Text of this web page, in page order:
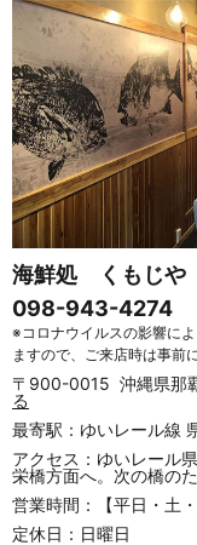
海鮮処 くもじや
098-943-4274
※コロナウイルスの影響に
ますので、ご来店時は事前
〒900-0015 沖縄県那
る
最寄駅：ゆいレール線
アクセス：ゆいレール
栄橋方面へ。次の橋の
営業時間：【平日・土
定休日：日曜日